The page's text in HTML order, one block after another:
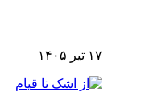
۱۷ تیر ۱۴۰۵